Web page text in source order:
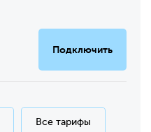
Подключить
Все тарифы